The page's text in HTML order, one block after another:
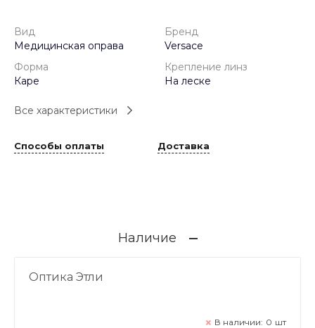
Вид
Медицинская оправа
Бренд
Versace
Форма
Каре
Крепление линз
На леске
Все характеристики
Способы оплаты Доставка
Наличие
Оптика Этли
В наличии: 0 шт